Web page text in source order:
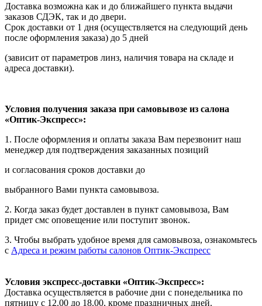
Доставка возможна как и до ближайшего пункта выдачи
заказов СДЭК, так и до двери.
Срок доставки от 1 дня (осуществляется на следующий день
после оформления заказа) до 5 дней
(зависит от параметров линз, наличия товара на складе и
адреса доставки).
Условия получения заказа при самовывозе из салона
«Оптик-Экспресс»:
1. После оформления и оплаты заказа Вам перезвонит наш
менеджер для подтверждения заказанных позиций
и согласования сроков доставки до
выбранного Вами пункта самовывоза.
2. Когда заказ будет доставлен в пункт самовывоза, Вам
придет смс оповещение или поступит звонок.
3. Чтобы выбрать удобное время для самовывоза, ознакомьтесь
с Адреса и режим работы салонов Оптик-Экспресс
Условия экспресс-доставки «Оптик-Экспресс»:
Доставка осуществляется в рабочие дни с понедельника по
пятницу с 12.00 до 18.00, кроме праздничных дней.